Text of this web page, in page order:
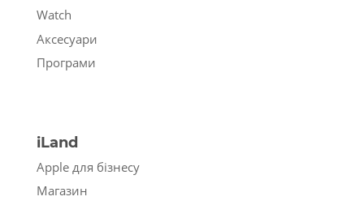
Watch
Аксесуари
Програми
iLand
Apple для бізнесу
Магазин